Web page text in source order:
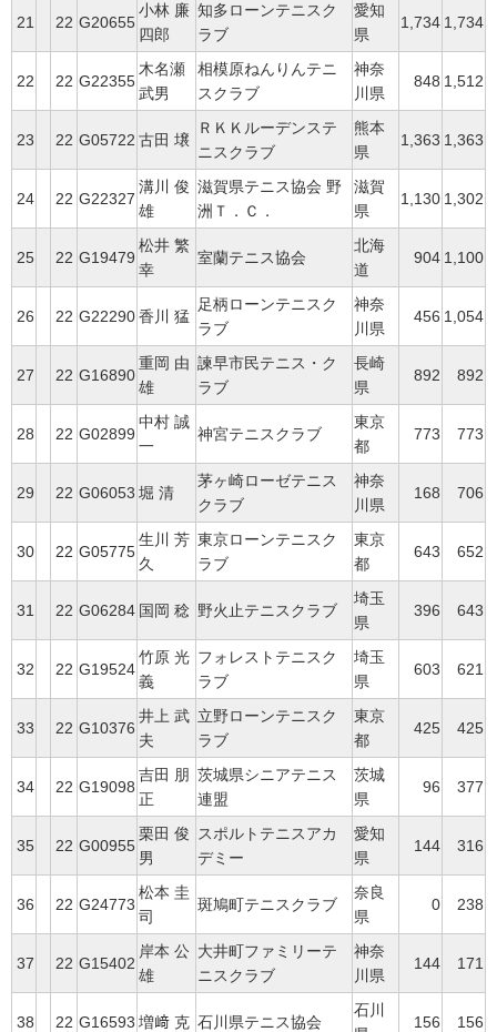
21 22 G20655
小林 廉
四郎
知多ローンテニスク
ラブ
愛知
県
1,734 1,734
22 22 G22355
木名瀬
武男
相模原ねんりんテニ
スクラブ
神奈
川県
848 1,512
23 22 G05722 古田 壌
ＲＫＫルーデンステ
ニスクラブ
熊本
県
1,363 1,363
24 22 G22327
溝川 俊
雄
滋賀県テニス協会 野
洲Ｔ．Ｃ．
滋賀
県
1,130 1,302
25 22 G19479
松井 繁
幸
室蘭テニス協会
北海
道
904 1,100
26 22 G22290香川 猛
足柄ローンテニスク
ラブ
神奈
川県
456 1,054
27 22 G16890
重岡 由
雄
諫早市民テニス・ク
ラブ
長崎
県
892 892
28 22 G02899
中村 誠
一
神宮テニスクラブ
東京
都
773 773
29 22 G06053 堀 清
茅ヶ崎ローゼテニス
クラブ
神奈
川県
168 706
30 22 G05775
生川 芳
久
東京ローンテニスク
ラブ
東京
都
643 652
31 22 G06284 国岡 稔 野火止テニスクラブ
埼玉
県
396 643
32 22 G19524
竹原 光
義
フォレストテニスク
ラブ
埼玉
県
603 621
33 22 G10376
井上 武
夫
立野ローンテニスク
ラブ
東京
都
425 425
34 22 G19098
吉田 朋
正
茨城県シニアテニス
連盟
茨城
県
96 377
35 22 G00955
栗田 俊
男
スポルトテニスアカ
デミー
愛知
県
144 316
36 22 G24773
松本 圭
司
斑鳩町テニスクラブ
奈良
県
0 238
37 22 G15402
岸本 公
雄
大井町ファミリーテ
ニスクラブ
神奈
川県
144 171
38 22 G16593 増﨑 克 石川県テニス協会
石川
156 156